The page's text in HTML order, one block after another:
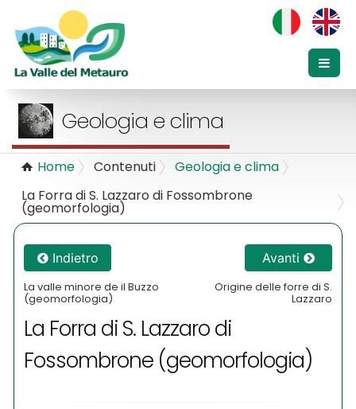
Geologia e clima
Home Contenuti
Geologia e clima
La Forra di S. Lazzaro di Fossombrone
(geomorfologia)
Indietro
La valle minore de il Buzzo
(geomorfologia)
Avanti
Origine delle forre di S.
Lazzaro
La Forra di S. Lazzaro di
Fossombrone (geomorfologia)